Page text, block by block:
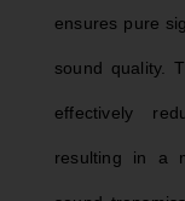
ensures pure
sound quality.
effectively
resulting in a